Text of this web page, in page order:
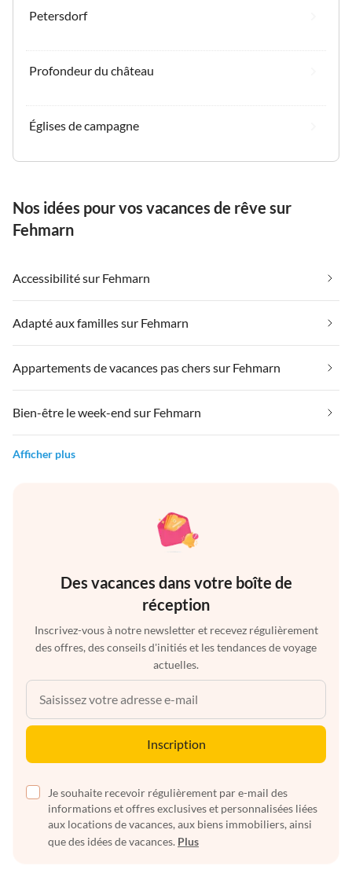
Petersdorf
Profondeur du château
Églises de campagne
Nos idées pour vos vacances de rêve sur
Fehmarn
Accessibilité sur Fehmarn
Adapté aux familles sur Fehmarn
Appartements de vacances pas chers sur Fehmarn
Bien-être le week-end sur Fehmarn
Afficher plus
Des vacances dans votre boîte de
réception
Inscrivez-vous à notre newsletter et recevez régulièrement
des offres, des conseils d'initiés et les tendances de voyage
actuelles.
Inscription
Je souhaite recevoir régulièrement par e-mail des
informations et offres exclusives et personnalisées liées
aux locations de vacances, aux biens immobiliers, ainsi
que des idées de vacances. Plus